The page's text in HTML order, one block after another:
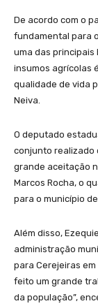
De acordo com o
fundamental para
uma das principais
insumos agrícolas
qualidade de vida
Neiva.
O deputado
conjunto realizado
grande aceitação
Marcos Rocha, o
para o município
Além disso,
administração
para Cerejeiras
feito um grande
da população”,